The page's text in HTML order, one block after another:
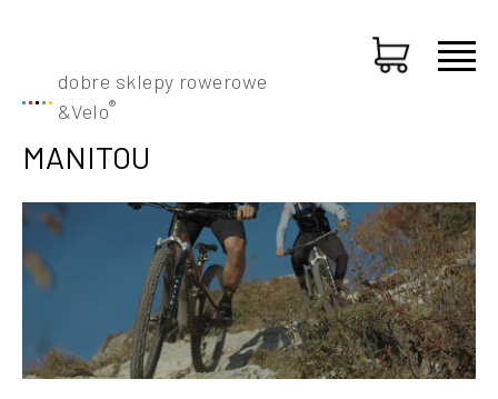
dobre sklepy rowerowe
&Velo®
MANITOU